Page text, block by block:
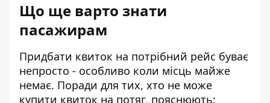
Що ще варто знати
пасажирам
Придбати квиток на потрібний рейс буває
непросто - особливо коли місць майже
немає. Поради для тих, хто не може
купити квиток на потяг, пояснюють: